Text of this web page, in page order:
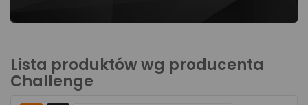
Lista produktów wg producenta
Challenge